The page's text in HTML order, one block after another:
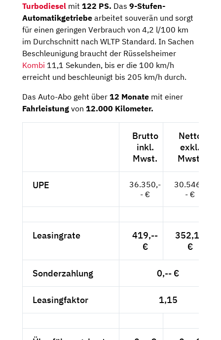
Turbodiesel mit 122 PS. Das 9-Stufen-
Automatikgetriebe arbeitet souverän und sorgt
für einen geringen Verbrauch von 4,2 l/100 km
im Durchschnitt nach WLTP Standard. In Sachen
Beschleunigung braucht der Rüsselsheimer
Kombi 11,1 Sekunden, bis er die 100 km/h
erreicht und beschleunigt bis 205 km/h durch.
Das Auto-Abo geht über 12 Monate mit einer
Fahrleistung von 12.000 Kilometer.
Brutto
inkl.
Mwst.
Netto
exkl.
Mwst.
UPE
36.350,-
- €
30.546,-
- €
Leasingrate
419,--
€
352,10
€
Sonderzahlung 0,-- €
Leasingfaktor 1,15